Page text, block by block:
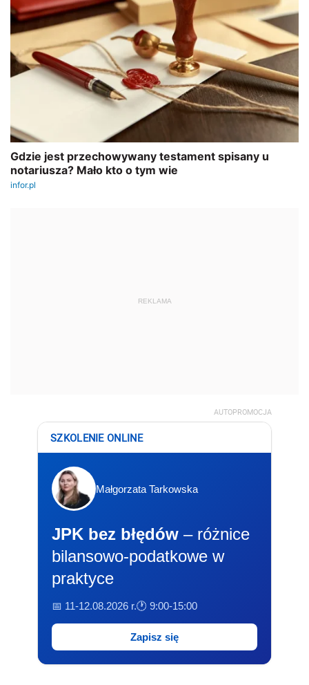
REKLAMA
AUTOPROMOCJA
SZKOLENIE ONLINE
Małgorzata Tarkowska
JPK bez błędów – różnice
bilansowo-podatkowe w
praktyce
📅 11-12.08.2026 r.🕐 9:00-15:00
Zapisz się